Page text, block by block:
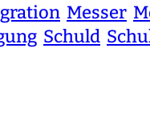
Messer
Schuld